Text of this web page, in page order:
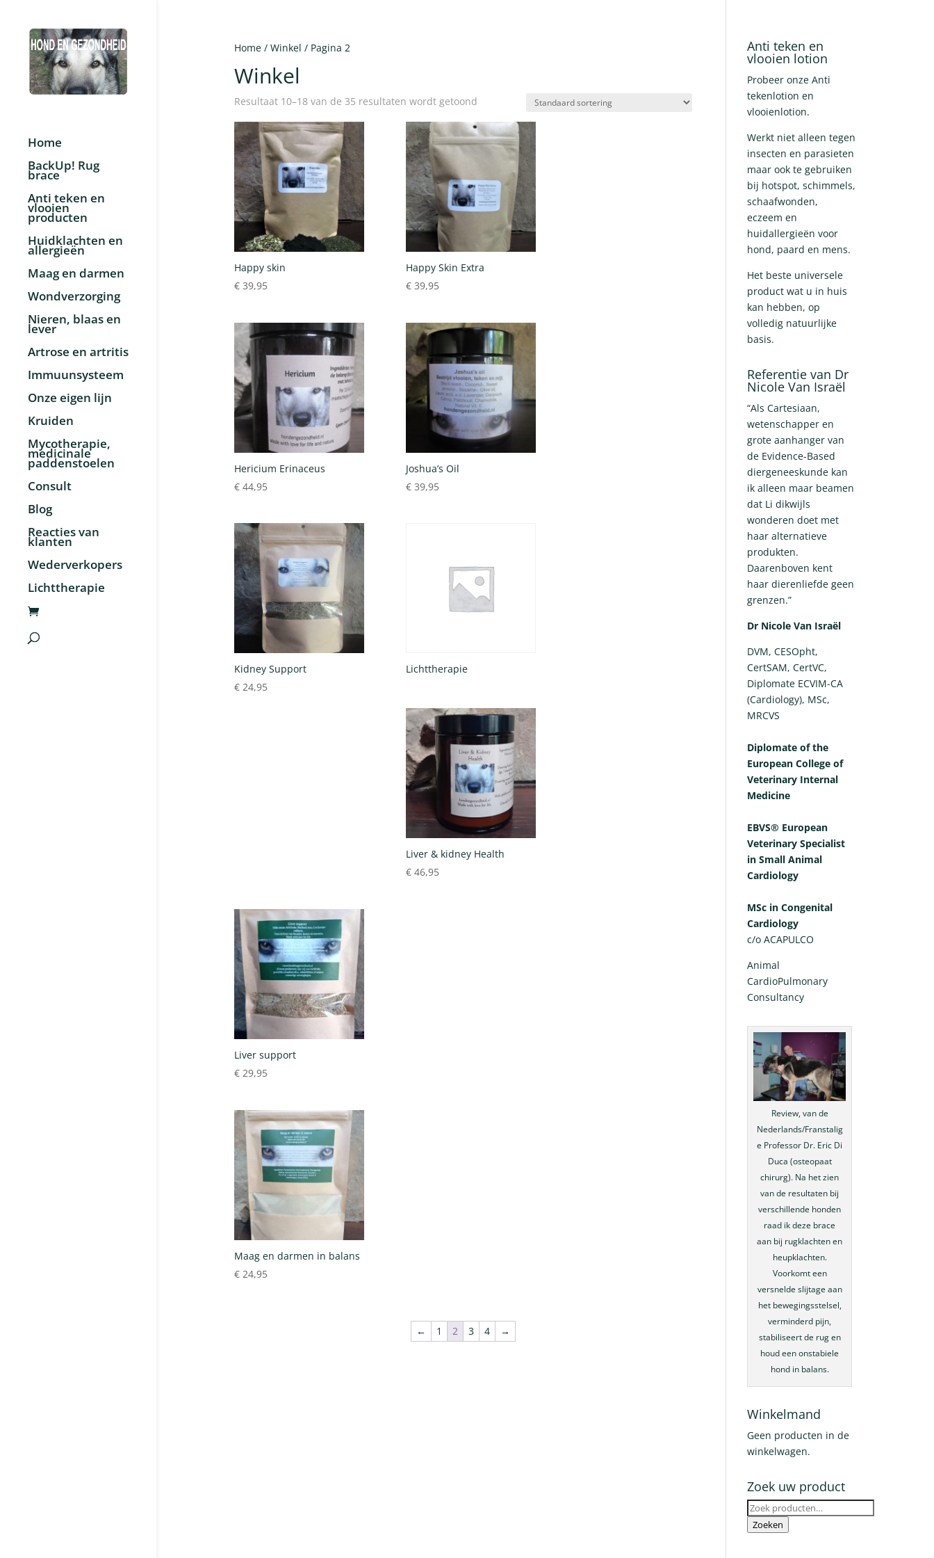
Home
BackUp! Rug
brace
Anti teken en
vlooien
producten
Huidklachten en
allergieën
Maag en darmen
Wondverzorging
Nieren, blaas en
lever
Artrose en artritis
Immuunsysteem
Onze eigen lijn
Kruiden
Mycotherapie,
medicinale
paddenstoelen
Consult
Blog
Reacties van
klanten
Wederverkopers
Lichttherapie
Home/ Winkel / Pagina 2
Winkel
Resultaat 10–18 van de 35 resultaten wordt getoond
Happy skin
€39,95
Happy Skin Extra
€39,95
Hericium Erinaceus
€44,95
Joshua’s Oil
€39,95
Kidney Support
€24,95
Lichttherapie
Liver & kidney Health
€46,95
Liver support
€29,95
Maag en darmen in balans
€24,95
← 1 2 3 4 →
Anti teken en
vlooien lotion
Probeer onze Anti
tekenlotion en
vlooienlotion.
Werkt niet alleen tegen
insecten en parasieten
maar ook te gebruiken
bij hotspot, schimmels,
schaafwonden,
eczeem en
huidallergieën voor
hond, paard en mens.
Het beste universele
product wat u in huis
kan hebben, op
volledig natuurlijke
basis.
Referentie van Dr
Nicole Van Israël
“Als Cartesiaan,
wetenschapper en
grote aanhanger van
de Evidence-Based
diergeneeskunde kan
ik alleen maar beamen
dat Li dikwijls
wonderen doet met
haar alternatieve
produkten.
Daarenboven kent
haar dierenliefde geen
grenzen.”
Dr Nicole Van Israël
DVM, CESOpht,
CertSAM, CertVC,
Diplomate ECVIM-CA
(Cardiology), MSc,
MRCVS
Diplomate of the
European College of
Veterinary Internal
Medicine
EBVS® European
Veterinary Specialist
in Small Animal
Cardiology
MSc in Congenital
Cardiology
c/o ACAPULCO
Animal
CardioPulmonary
Consultancy
Review, van de
Nederlands/Franstalig
e Professor Dr. Eric Di
Duca (osteopaat
chirurg). Na het zien
van de resultaten bij
verschillende honden
raad ik deze brace
aan bij rugklachten en
heupklachten.
Voorkomt een
versnelde slijtage aan
het bewegingsstelsel,
verminderd pijn,
stabiliseert de rug en
houd een onstabiele
hond in balans.
Winkelmand
Geen producten in de
winkelwagen.
Zoek uw product
Zoeken
naar:
Zoeken